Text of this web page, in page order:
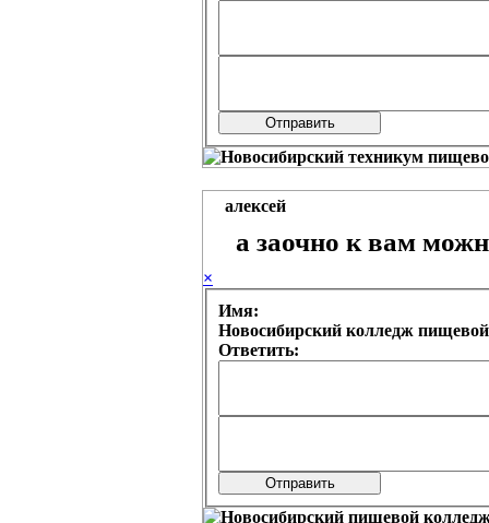
алексей
а заочно к вам
×
Имя:
Новосибирский колледж
Ответить: